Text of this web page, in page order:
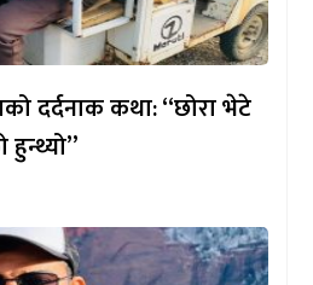
दर्दनाक कथा: “छोरा भेटे